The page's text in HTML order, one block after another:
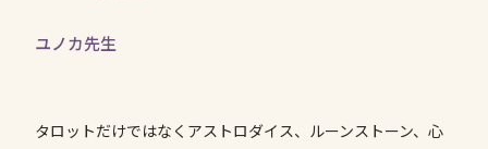
ユノカ先生
タロットだけではなくアストロダイス、ルーンストーン、心